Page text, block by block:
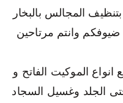
المجالس بالبخار
ضيوفكم وانتم مرتاحين
الموكيت الفاتح و
الجلد وغسيل السجاد